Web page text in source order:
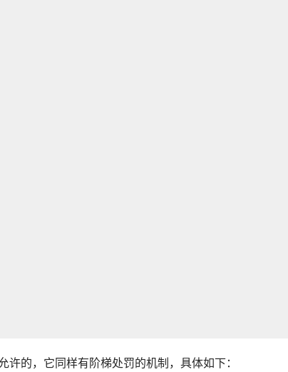
的，它同样有阶梯处罚的机制，具体如下：